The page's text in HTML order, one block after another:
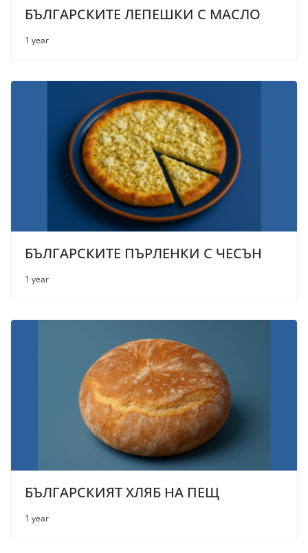
БЪЛГАРСКИТЕ ЛЕПЕШКИ С МАСЛО
1 year
БЪЛГАРСКИТЕ ПЪРЛЕНКИ С ЧЕСЪН
1 year
БЪЛГАРСКИЯТ ХЛЯБ НА ПЕЩ
1 year